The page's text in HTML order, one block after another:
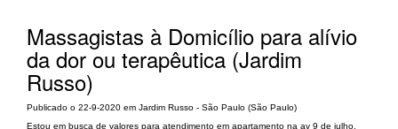
Massagistas à Domicílio para alívio
da dor ou terapêutica (Jardim
Russo)
Publicado o 22-9-2020 em Jardim Russo - São Paulo (São Paulo)
Estou em busca de valores para atendimento em apartamento na av 9 de julho.